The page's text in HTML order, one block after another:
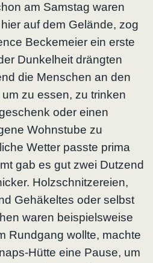
am Samstag waren
auf dem Gelände, zog
Beckemeier ein erste
Dunkelheit drängten
die Menschen an den
zu essen, zu trinken
oder einen
Wohnstube zu
Wetter passte prima
gab es gut zwei Dutzend
Holzschnitzereien,
Gehäkeltes oder selbst
waren beispielsweise
Rundgang wollte, machte
Hütte eine Pause, um